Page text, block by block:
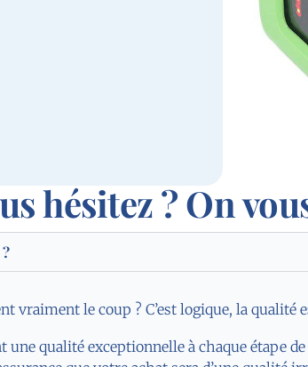
hésitez ? On
vraiment le coup ? C’est logique, la
qualité exceptionnelle à chaque étape